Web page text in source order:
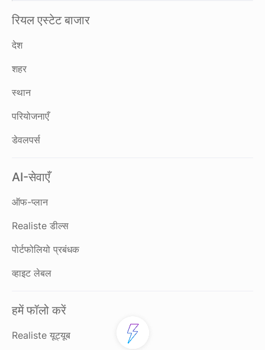
रियल एस्टेट बाजार
देश
शहर
स्थान
परियोजनाएँ
डेवलपर्स
AI-सेवाएँ
ऑफ-प्लान
Realiste डील्स
पोर्टफोलियो प्रबंधक
व्हाइट लेबल
हमें फॉलो करें
Realiste यूट्यूब